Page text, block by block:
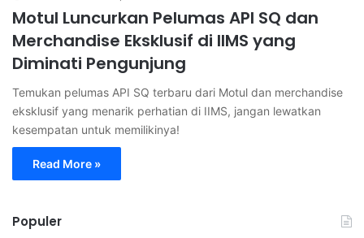
Motul Luncurkan Pelumas API SQ dan
Merchandise Eksklusif di IIMS yang
Diminati Pengunjung
Temukan pelumas API SQ terbaru dari Motul dan merchandise
eksklusif yang menarik perhatian di IIMS, jangan lewatkan
kesempatan untuk memilikinya!
Read More »
Populer